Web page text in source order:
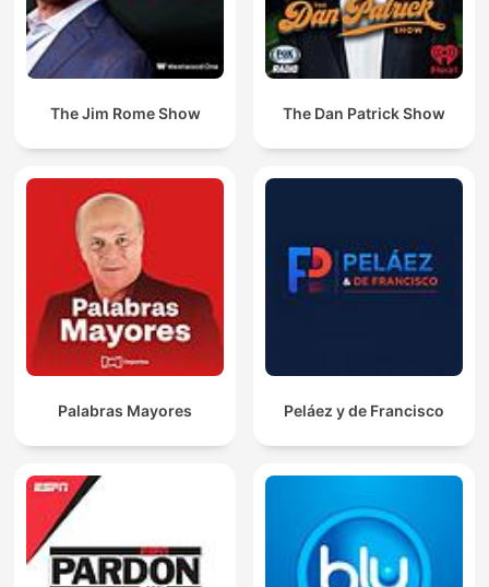
The Jim Rome Show The Dan Patrick Show
Palabras Mayores Peláez y de Francisco